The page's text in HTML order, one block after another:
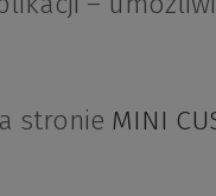
stronie MINI